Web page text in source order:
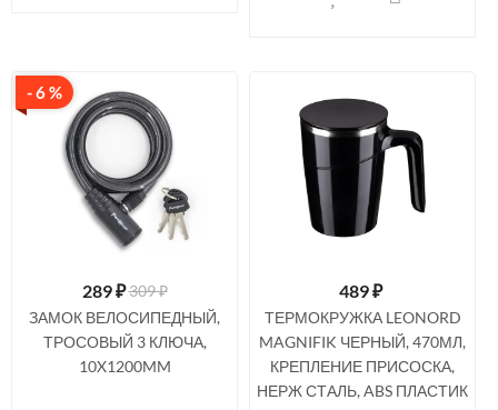
- 6 %
289₽309 ₽
ЗАМОК ВЕЛОСИПЕДНЫЙ,
ТРОСОВЫЙ 3 КЛЮЧА,
10X1200MM
489₽
ТЕРМОКРУЖКА LEONORD
MAGNIFIK ЧЕРНЫЙ, 470МЛ,
КРЕПЛЕНИЕ ПРИСОСКА,
НЕРЖ СТАЛЬ, ABS ПЛАСТИК